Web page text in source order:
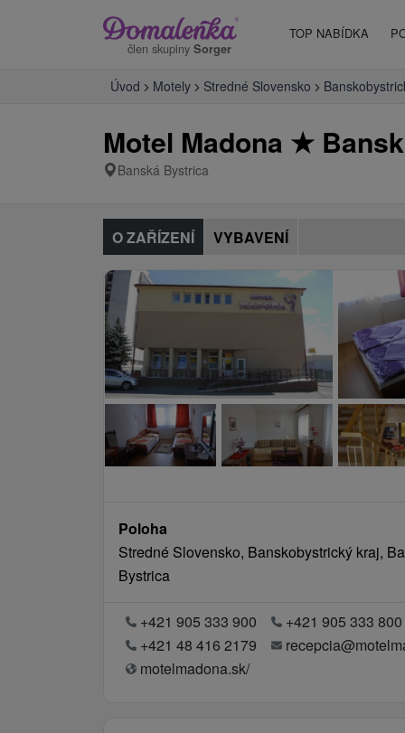
člen skupiny Sorger
TOP NABÍDKA
Úvod Motely Stredné Slovensko
Motel Madona ★
Banská Bystrica
O ZAŘÍZENÍ VYBAVENÍ
Poloha
Stredné Slovensko, Banskobystrický kraj,
Bystrica
+421 905 333 900
+421 905 333 800
+421 48 416 2179
motelmadona.sk/